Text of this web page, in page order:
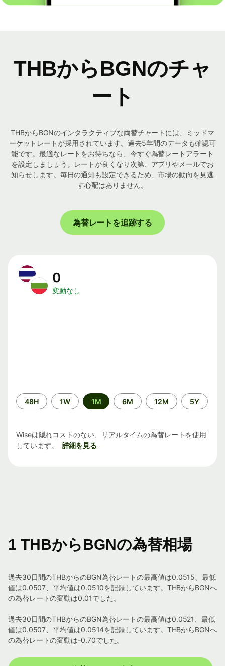
THBからBGNのチャ
ート
THBからBGNのインタラクティブな両替チャートには、ミッドマ
ーケットレートが採用されています。過去5年間のデータも確認可
能です。最適なレートをお待ちなら、今すぐ為替レートアラート
を設定しましょう。レートが良くなり次第、アプリやメールでお
知らせします。毎日の通知も設定できるため、市場の動向を見逃
す心配はありません。
為替レートを追跡する
0
変動なし
期
間
48H 1W 1M 6M 12M 5Y
Wiseは隠れコストのない、リアルタイムの為替レートを使用
しています。
詳細を見る
1 THBからBGNの為替相場
過去30日間のTHBからのBGN為替レートの最高値は0.0515、最低
値は0.0507、平均値は0.0510を記録しています。THBからBGNへ
の為替レートの変動は0.01でした。
過去30日間のTHBからのBGN為替レートの最高値は0.0521、最低
値は0.0507、平均値は0.0514を記録しています。THBからBGNへ
の為替レートの変動は-0.70でした。